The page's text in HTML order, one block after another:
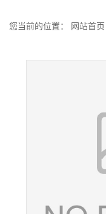
您当前的位置： 网站首页